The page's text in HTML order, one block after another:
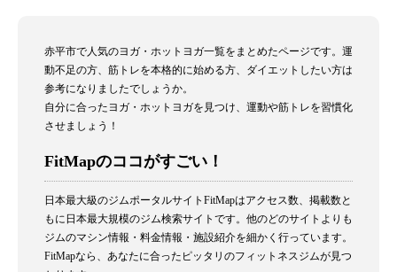
赤平市で人気のヨガ・ホットヨガ一覧をまとめたページです。運
動不足の方、筋トレを本格的に始める方、ダイエットしたい方は
参考になりましたでしょうか。
自分に合ったヨガ・ホットヨガを見つけ、運動や筋トレを習慣化
させましょう！
FitMapのココがすごい！
日本最大級のジムポータルサイトFitMapはアクセス数、掲載数と
もに日本最大規模のジム検索サイトです。他のどのサイトよりも
ジムのマシン情報・料金情報・施設紹介を細かく行っています。
FitMapなら、あなたに合ったピッタリのフィットネスジムが見つ